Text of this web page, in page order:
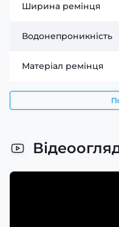
Ширина ремінця
Водонепроникність
Матеріал ремінця